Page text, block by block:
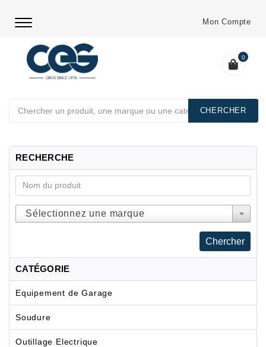
Mon Compte
0
RECHERCHE
Sélectionnez une marque
CATÉGORIE
Equipement de Garage
Soudure
Outillage Electrique